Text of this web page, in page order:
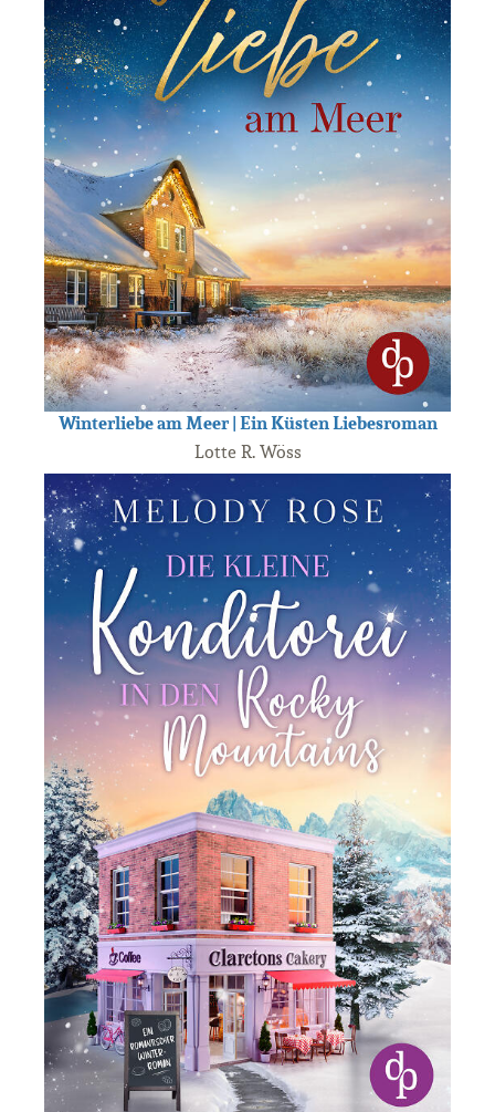
Winterliebe am Meer | Ein Küsten Liebesroman
Lotte R. Wöss